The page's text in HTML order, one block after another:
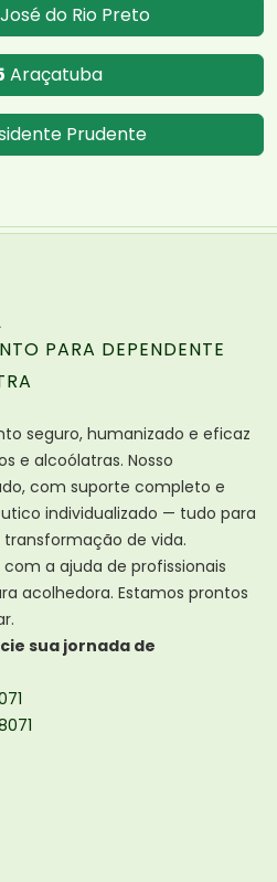
do Rio Preto
Araçatuba
Prudente
PARA DEPENDENTE
seguro, humanizado e eficaz
e alcoólatras. Nosso
com suporte completo e
individualizado — tudo para
de vida.
a ajuda de profissionais
acolhedora. Estamos prontos
sua jornada de